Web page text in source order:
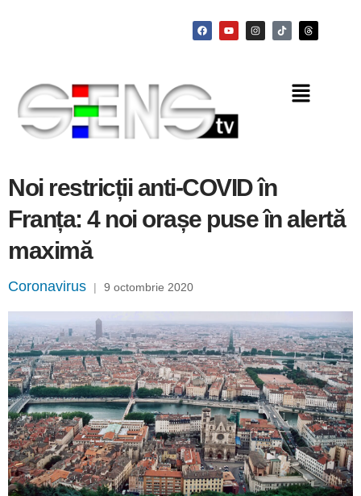
Noi restricții anti-COVID în
Franța: 4 noi orașe puse în alertă
maximă
Coronavirus | 9 octombrie 2020